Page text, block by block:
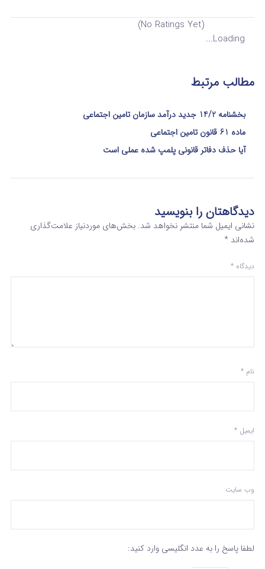
(No Ratings Yet)
Loading...
مطالب مرتبط
بخشنامه 14/2 جدید درآمد سازمان تامین اجتماعی
ماده 61 قانون تامین اجتماعی
آیا حذف دفاتر قانونی پلمپ شده عملی است
دیدگاهتان را بنویسید
نشانی ایمیل شما منتشر نخواهد شد. بخش‌های موردنیاز علامت‌گذاری
شده‌اند *
دیدگاه *
نام *
ایمیل *
وب‌ سایت
لطفا پاسخ را به عدد انگلیسی وارد کنید: